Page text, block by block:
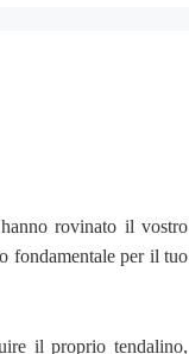
rovinato il vostro
fondamentale per il tuo
il proprio tendalino,